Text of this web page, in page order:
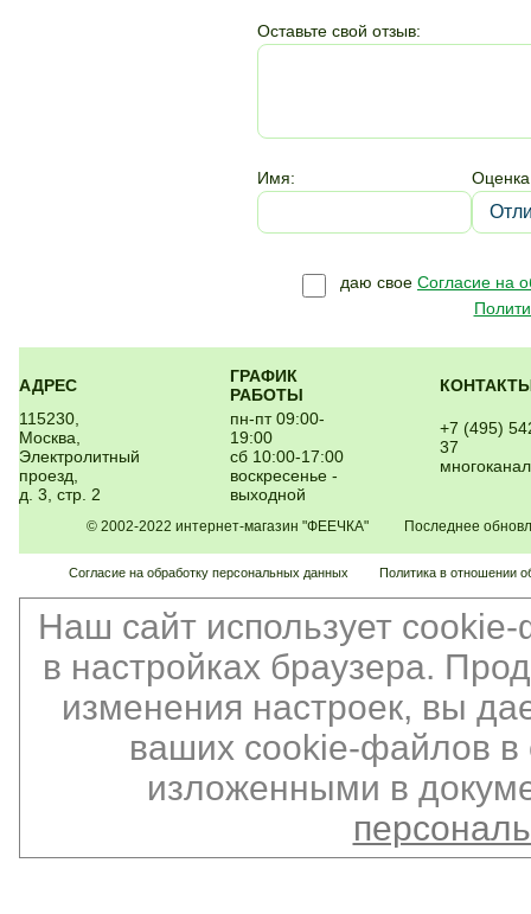
Оставьте свой отзыв:
Имя:
даю свое Согласие на
АДРЕС
ГРАФИК
РАБОТЫ
115230,
Москва,
Электролитный
проезд,
д. 3, стр. 2
пн-пт 09:00-
19:00
сб 10:00-17:00
воскресенье -
выходной
+7 (495)
37
© 2002-2022 интернет-магазин "ФЕЕЧКА" Последнее
Согласие на обработку персональных данных Политика в отношении
Наш сайт использует
в настройках браузера.
изменения настроек, вы
ваших cookie-файлов в
изложенными в